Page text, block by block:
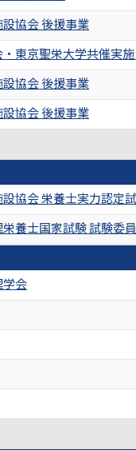
協会 後援事業
・東京聖栄大学共催実
協会 後援事業
協会 後援事業
協会 栄養士実力認定
養士国家試験 試験委員
学会